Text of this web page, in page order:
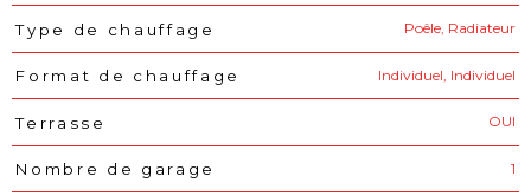
Type de chauffage Poêle, Radiateur
Format de chauffage Individuel, Individuel
Terrasse OUI
Nombre de garage 1